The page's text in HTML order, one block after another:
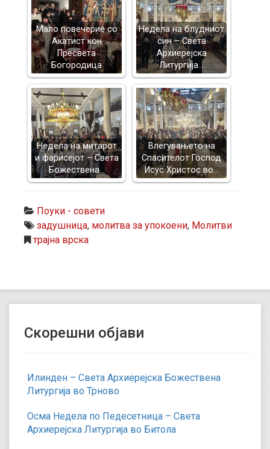
Mало повечерие со
Акатист кон
Пресвета
Богородица
Недела на блудниот
син – Света
Архиерејска
Литургија…
Недела на митарот
и фарисејот – Светa
Божествена…
Влегувањето на
Спасителот Господ
Исус Христос во…
Поуки - совети
задушница, молитва за упокоени, Молитви
трајна врска
Скорешни објави
Илинден – Света Архиерејска Божествена
Литургија во Трново
Осма Недела по Педесетница – Света
Архиерејска Литургија во Битола